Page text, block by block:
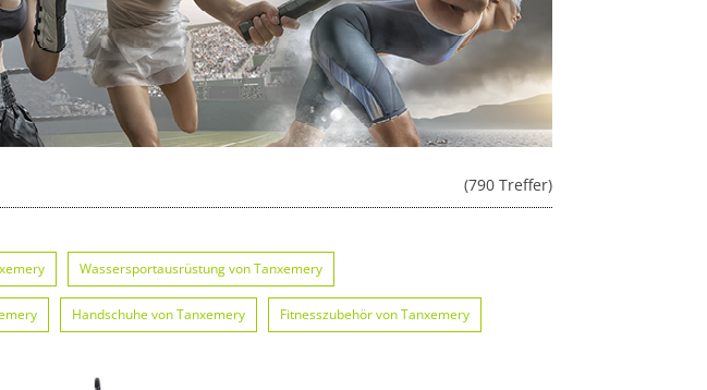
(790 Treffer)
Wassersportausrüstung von Tanxemery
Handschuhe von Tanxemery Fitnesszubehör von Tanxemery